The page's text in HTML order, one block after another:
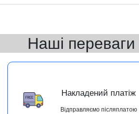
Наші переваги
Накладений платіж
Відправляємо післяплатою